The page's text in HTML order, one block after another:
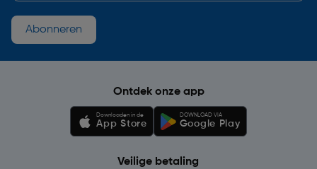
Abonneren
Ontdek onze app
Downloaden in de
App Store
DOWNLOAD VIA
Google Play
Veilige betaling